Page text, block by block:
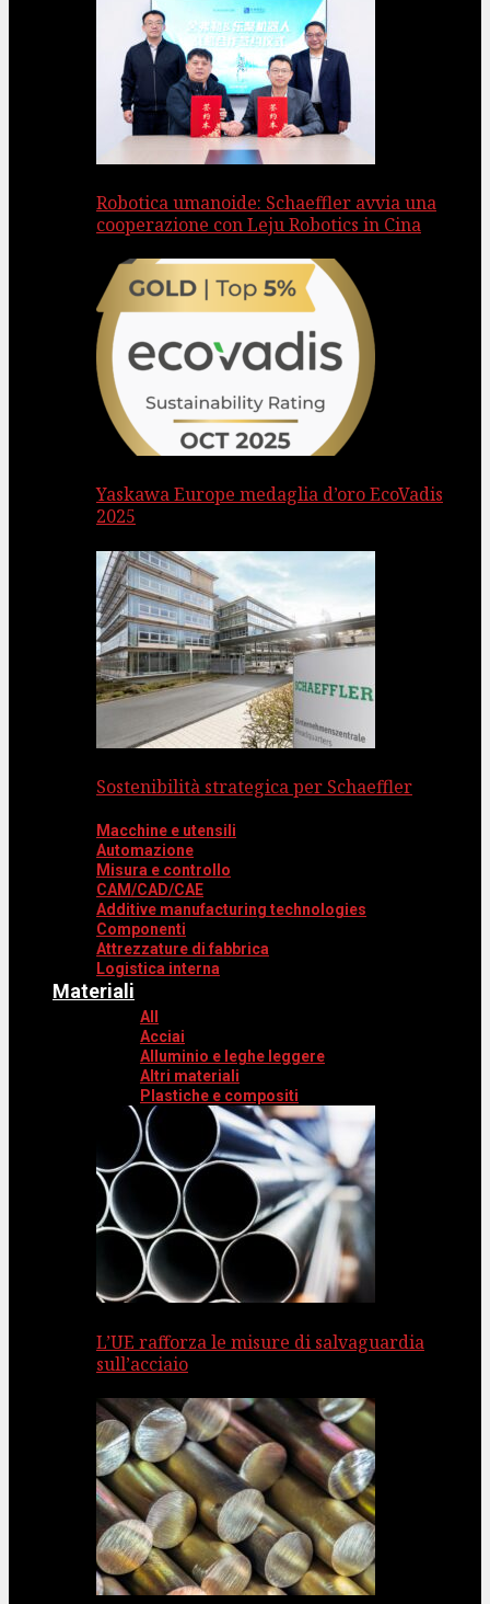
Robotica umanoide: Schaeffler avvia una
cooperazione con Leju Robotics in Cina
Yaskawa Europe medaglia d’oro EcoVadis
2025
Sostenibilità strategica per Schaeffler
Macchine e utensili
Automazione
Misura e controllo
CAM/CAD/CAE
Additive manufacturing technologies
Componenti
Attrezzature di fabbrica
Logistica interna
Materiali
All
Acciai
Alluminio e leghe leggere
Altri materiali
Plastiche e compositi
L’UE rafforza le misure di salvaguardia
sull’acciaio